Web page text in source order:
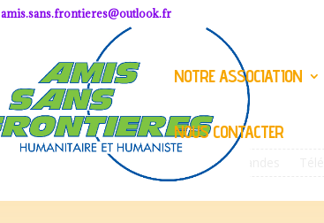
amis.sans.frontieres@outlook.fr
NOTRE ASSOCIATION
NOUS CONTACTER
Commandes